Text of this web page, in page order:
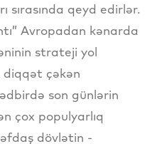
sırasında qeyd edirlər.
Avropadan kənarda
strateji yol
diqqət çəkən
son günlərin
çox populyarlıq
dövlətin -